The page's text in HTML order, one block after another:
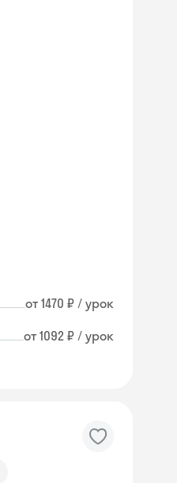
от 1470 ₽ / урок
от 1092 ₽ / урок